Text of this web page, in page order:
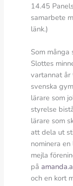
14.45
samarbete
länk.)
Som många
Slottes
vartannat
svenska
lärare som
styrelse
lärare som
att dela ut
nominera
mejla
på
och en kort